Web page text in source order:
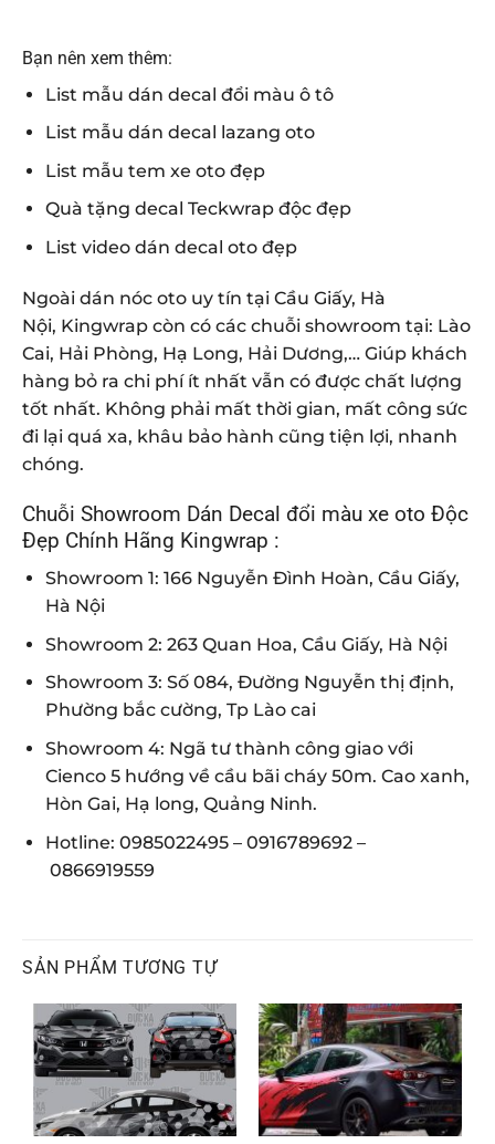
Bạn nên xem thêm:
List mẫu dán decal đổi màu ô tô
List mẫu dán decal lazang oto
List mẫu tem xe oto đẹp
Quà tặng decal Teckwrap độc đẹp
List video dán decal oto đẹp
Ngoài dán nóc oto uy tín tại Cầu Giấy, Hà
Nội, Kingwrap còn có các chuỗi showroom tại: Lào
Cai, Hải Phòng, Hạ Long, Hải Dương,… Giúp khách
hàng bỏ ra chi phí ít nhất vẫn có được chất lượng
tốt nhất. Không phải mất thời gian, mất công sức
đi lại quá xa, khâu bảo hành cũng tiện lợi, nhanh
chóng.
Chuỗi Showroom Dán Decal đổi màu xe oto Độc
Đẹp Chính Hãng Kingwrap :
Showroom 1: 166 Nguyễn Đình Hoàn, Cầu Giấy,
Hà Nội
Showroom 2: 263 Quan Hoa, Cầu Giấy, Hà Nội
Showroom 3: Số 084, Đường Nguyễn thị định,
Phường bắc cường, Tp Lào cai
Showroom 4: Ngã tư thành công giao với
Cienco 5 hướng về cầu bãi cháy 50m. Cao xanh,
Hòn Gai, Hạ long, Quảng Ninh.
Hotline: 0985022495– 0916789692–
0866919559
SẢN PHẨM TƯƠNG TỰ